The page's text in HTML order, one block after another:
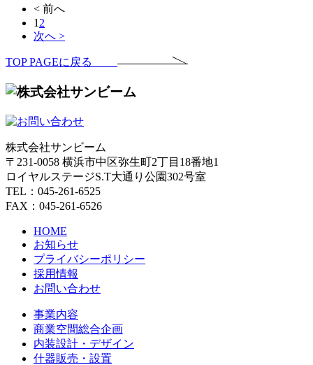
< 前へ
1 2
次へ >
TOP PAGEに戻る
株式会社サンビーム
〒231-0058 横浜市中区弥生町2丁目18番地1
ロイヤルステージS.T大通り公園302号室
TEL：045-261-6525
FAX：045-261-6526
HOME
お知らせ
プライバシーポリシー
採用情報
お問い合わせ
事業内容
商業空間総合企画
内装設計・デザイン
什器販売・設置